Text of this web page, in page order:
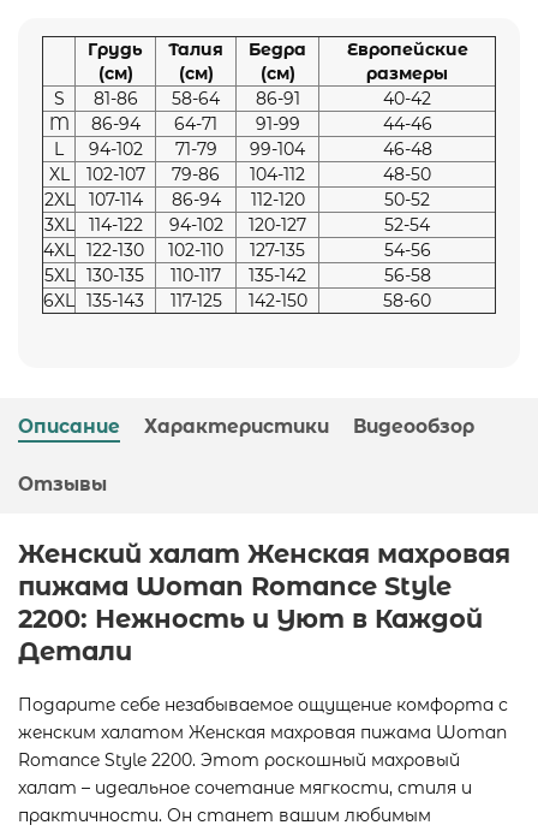
Грудь
(см)
Талия
(см)
Бедра
(см)
Европейские
размеры
S
81-86 58-64 86-91
40-42
M
86-94 64-71 91-99
44-46
L
94-102 71-79 99-104
46-48
XL
102-107 79-86 104-112
48-50
2XL
107-114 86-94 112-120
50-52
3XL
114-122 94-102 120-127
52-54
4XL 122-130 102-110 127-135
54-56
5XL 130-135 110-117 135-142
56-58
6XL 135-143 117-125 142-150 58-60
Описание Характеристики Видеообзор
Отзывы
Женский халат Женская махровая
пижама Woman Romance Style
2200: Нежность и Уют в Каждой
Детали
Подарите себе незабываемое ощущение комфорта с
женским халатом Женская махровая пижама Woman
Romance Style 2200. Этот роскошный махровый
халат – идеальное сочетание мягкости, стиля и
практичности. Он станет вашим любимым